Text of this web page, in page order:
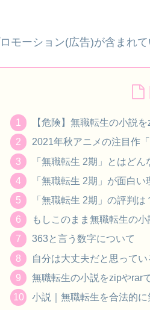
モーション(広告)が含まれ
【危険】無職転生の小説
2021年秋アニメの注目作
「無職転生 2期」とはどん
「無職転生 2期」が面白い
「無職転生 2期」の評判は
もしこのまま無職転生の
363と言う数字について
自分は大丈夫だと思って
無職転生の小説をzipやrar
小説｜無職転生を合法的